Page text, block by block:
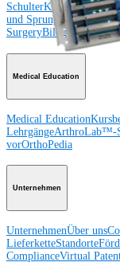
SchulterKnie Ellenbogen
und SprunggelenkHüfte
SurgeryBildgebung &
Medical Education
Medical Education
LehrgängeArthroLab™-
vorOrthoPedia
Unternehmen
UnternehmenÜber uns
LieferketteStandorte
ComplianceVirtual